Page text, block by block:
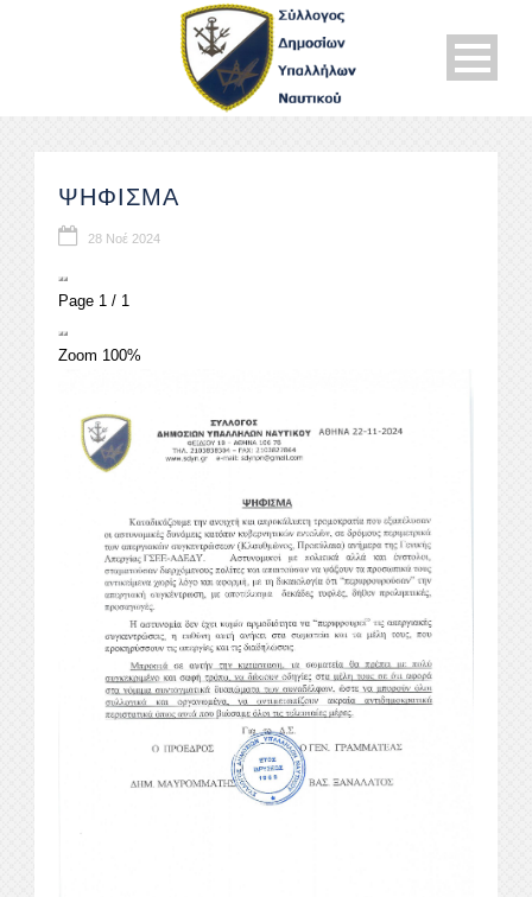
ΨΗΦΙΣΜΑ
28 Νοέ 2024
Page 1 / 1
Zoom 100%